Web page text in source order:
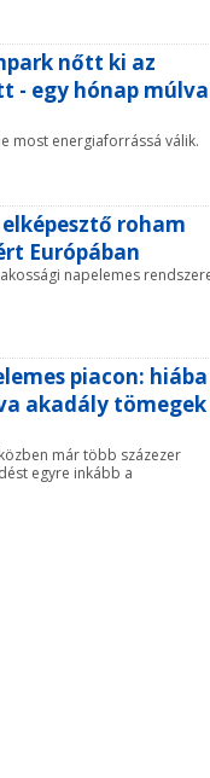
nőtt ki az
- egy hónap múlva
most energiaforrássá válik.
roham
Európában
napelemes
piacon:
akadály tömegek
már több százezer
egyre inkább a